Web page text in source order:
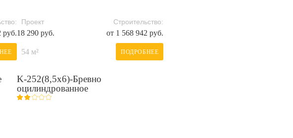
руб.
Проект
18 290 руб.
Строительство:
от 1 568 942 руб.
54 м² ПОДРОБНЕЕ
K-252(8,5x6)-Бревно
оцилиндрованное